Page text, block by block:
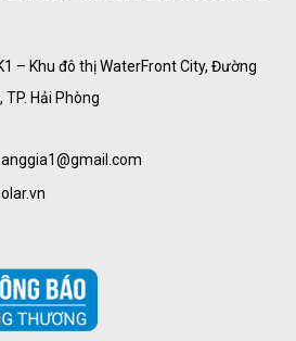
– Khu đô thị WaterFront City, Đường
TP. Hải Phòng